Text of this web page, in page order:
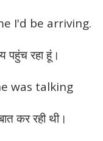
I'd be arriving.
पहुंच रहा हूं।
was talking
कर रही थी।